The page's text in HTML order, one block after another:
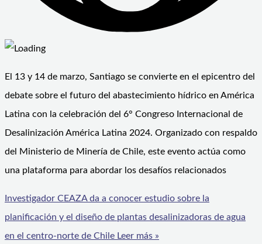
El 13 y 14 de marzo, Santiago se convierte en el epicentro del
debate sobre el futuro del abastecimiento hídrico en América
Latina con la celebración del 6° Congreso Internacional de
Desalinización América Latina 2024. Organizado con respaldo
del Ministerio de Minería de Chile, este evento actúa como
una plataforma para abordar los desafíos relacionados
Investigador CEAZA da a conocer estudio sobre la
planificación y el diseño de plantas desalinizadoras de agua
en el centro-norte de Chile Leer más »